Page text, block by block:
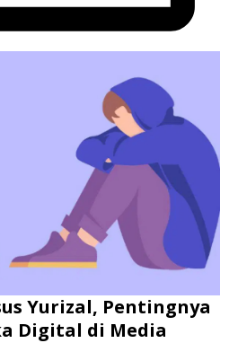
Yurizal, Pentingnya
Digital di Media